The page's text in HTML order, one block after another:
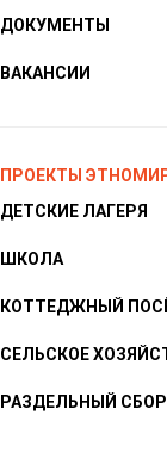
ДОКУМЕНТЫ
ВАКАНСИИ
ПРОЕКТЫ
ДЕТСКИЕ ЛАГЕРЯ
ШКОЛА
КОТТЕДЖНЫЙ
СЕЛЬСКОЕ
РАЗДЕЛЬНЫЙ